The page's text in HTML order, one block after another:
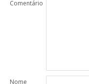
Comentário
Nome